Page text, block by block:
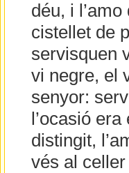
déu, i
cistellet de
servisquen
vi negre, el
senyor:
l’ocasió
distingit,
vés al